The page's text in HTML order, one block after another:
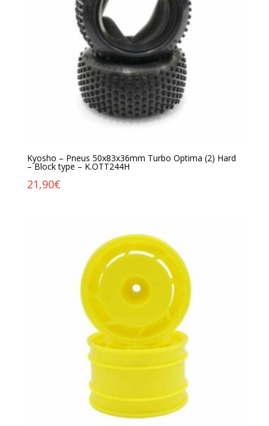
Kyosho – Pneus 50x83x36mm Turbo Optima (2) Hard
– Block type – K.OTT244H
21,90€